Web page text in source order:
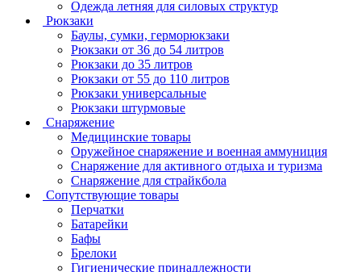
Одежда летняя для силовых структур
Рюкзаки
Баулы, сумки, герморюкзаки
Рюкзаки от 36 до 54 литров
Рюкзаки до 35 литров
Рюкзаки от 55 до 110 литров
Рюкзаки универсальные
Рюкзаки штурмовые
Снаряжение
Медицинские товары
Оружейное снаряжение и военная аммуниция
Снаряжение для активного отдыха и туризма
Снаряжение для страйкбола
Сопутствующие товары
Перчатки
Батарейки
Бафы
Брелоки
Гигиенические принадлежности